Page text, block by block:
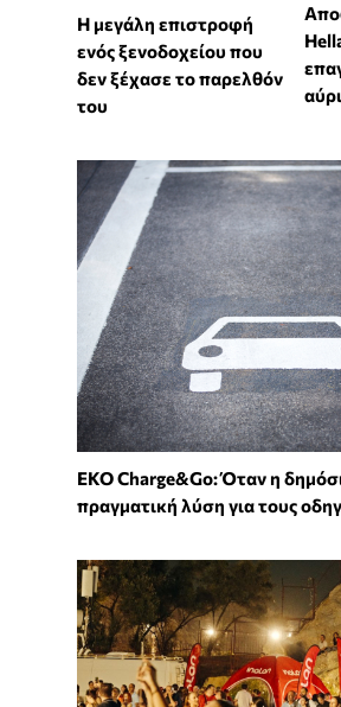
Η μεγάλη επιστροφή
ενός ξενοδοχείου που
δεν ξέχασε το παρελθόν
του
EKO Charge&Go: Όταν η
πραγματική λύση για τους